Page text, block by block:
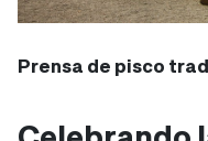
Prensa de pisco